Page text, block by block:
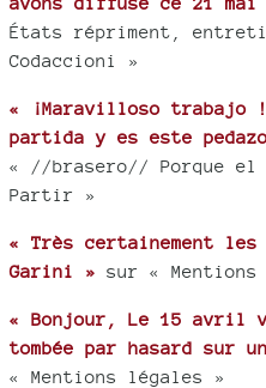
États répriment,
Codaccioni »
« ¡Maravilloso trabajo
partida y es este
« //brasero// Porque el
Partir »
« Très certainement
Garini » sur «
« Bonjour, Le 15 avril
tombée par hasard sur
« Mentions légales »